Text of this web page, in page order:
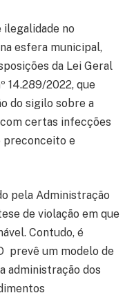
no
esfera municipal,
da Lei Geral
14.289/2022, que
do sigilo sobre a
certas infecções
preconceito e
pela Administração
de violação em que
Contudo, é
prevê um modelo de
administração dos